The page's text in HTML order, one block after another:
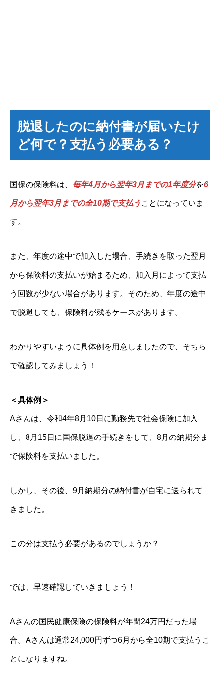
脱退したのに納付書が届いたけ
ど何で？支払う必要ある？
国保の保険料は、 毎年4月から翌年3月までの1年度分を6
月から翌年3月までの全10期で支払う ことになっていま
す。
また、年度の途中で加入した場合、手続きを取った翌月
から保険料の支払いが始まるため、加入月によって支払
う回数が少ない場合があります。そのため、年度の途中
で脱退しても、保険料が残るケースがあります。
わかりやすいように具体例を用意しましたので、そちら
で確認してみましょう！
＜具体例＞
Aさんは、令和4年8月10日に勤務先で社会保険に加入
し、8月15日に国保脱退の手続きをして、8月の納期分ま
で保険料を支払いました。
しかし、その後、9月納期分の納付書が自宅に送られて
きました。
この分は支払う必要があるのでしょうか？
では、早速確認していきましょう！
Aさんの国民健康保険の保険料が年間24万円だった場
合。Aさんは通常24,000円ずつ6月から全10期で支払うこ
とになりますね。